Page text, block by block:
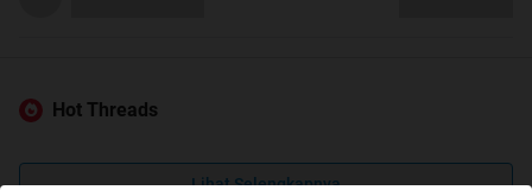
Hot Threads
Lihat Selengkapnya